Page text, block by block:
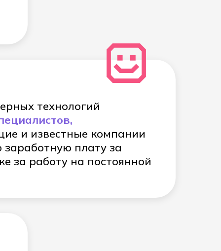
технологий
и известные компании
плату за
за работу на постоянной